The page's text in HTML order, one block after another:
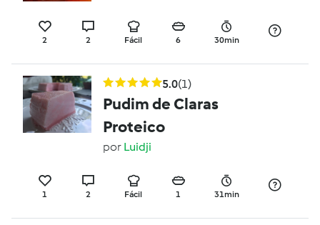
2 2 Fácil 6 30min
5.0(1)
Pudim de Claras
Proteico
por Luidji
1 2 Fácil 1 31min